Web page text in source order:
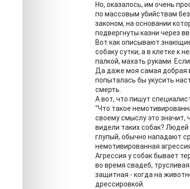
Но, оказалось, им очень
по массовым убийствам
законом, на основании
подвергнуты казни через
Вот как описывают
собаку сутки, а в клетке к
палкой, махать руками.
Да даже моя самая добрая
попыталась бы укусить
смерть.
А вот, что пишут
"Что такое
своему смыслу это значит,
видели таких собак?
глупый, обычно нападают
немотивированная
Агрессия у собак бывает
во время свадеб,
защитная - когда на
дрессировкой.